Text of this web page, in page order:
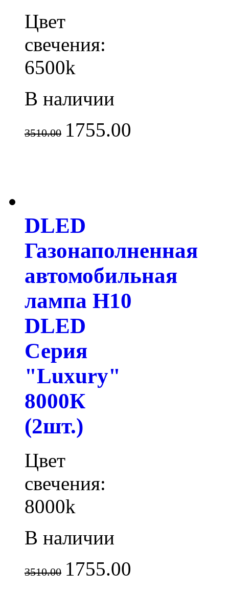
Цвет
свечения:
6500k
В наличии
3510.00 1755.00
DLED
Газонаполненная
автомобильная
лампа H10
DLED
Серия
"Luxury"
8000К
(2шт.)
Цвет
свечения:
8000k
В наличии
3510.00 1755.00